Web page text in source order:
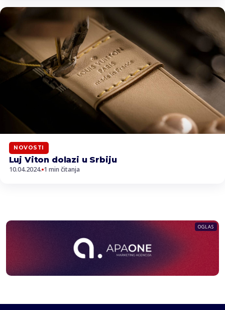
NOVOSTI
Luj Viton dolazi u Srbiju
10.04.2024. 1 min čitanja
OGLAS